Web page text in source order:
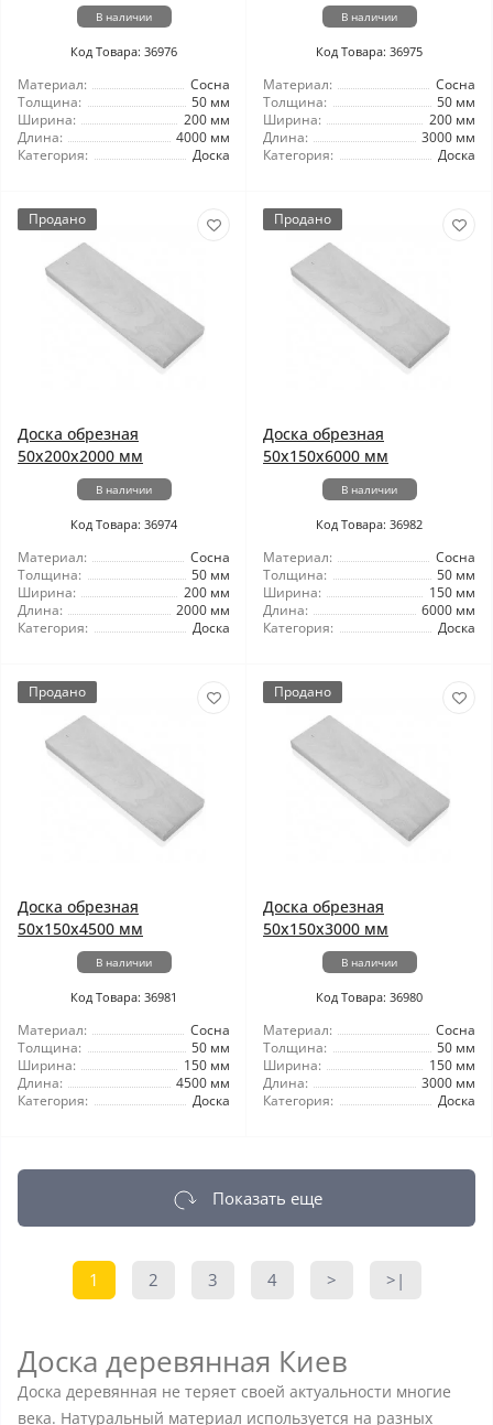
В наличии
Код Товара: 36976
Материал:
Сосна
Толщина:
50 мм
Ширина:
200 мм
Длина:
4000 мм
Категория:
Доска
В наличии
Код Товара: 36975
Материал:
Сосна
Толщина:
50 мм
Ширина:
200 мм
Длина:
3000 мм
Категория:
Доска
Продано
Доска обрезная
50x200x2000 мм
В наличии
Код Товара: 36974
Материал:
Сосна
Толщина:
50 мм
Ширина:
200 мм
Длина:
2000 мм
Категория:
Доска
Продано
Доска обрезная
50x150x6000 мм
В наличии
Код Товара: 36982
Материал:
Сосна
Толщина:
50 мм
Ширина:
150 мм
Длина:
6000 мм
Категория:
Доска
Продано
Доска обрезная
50x150x4500 мм
В наличии
Код Товара: 36981
Материал:
Сосна
Толщина:
50 мм
Ширина:
150 мм
Длина:
4500 мм
Категория:
Доска
Продано
Доска обрезная
50x150x3000 мм
В наличии
Код Товара: 36980
Материал:
Сосна
Толщина:
50 мм
Ширина:
150 мм
Длина:
3000 мм
Категория:
Доска
Показать еще
1 2 3 4 > >|
Доска деревянная Киев
Доска деревянная не теряет своей актуальности многие
века. Натуральный материал используется на разных